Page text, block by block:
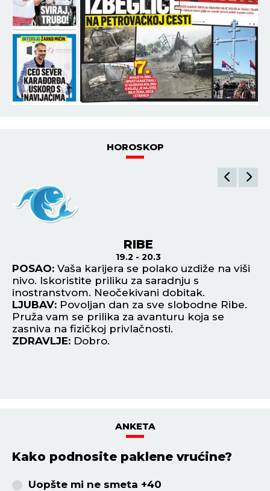
HOROSKOP
RIBE
19.2 - 20.3
POSAO: Vaša karijera se polako uzdiže na viši
nivo. Iskoristite priliku za saradnju s
inostranstvom. Neočekivani dobitak.
LJUBAV: Povoljan dan za sve slobodne Ribe.
Pruža vam se prilika za avanturu koja se
zasniva na fizičkoj privlačnosti.
ZDRAVLJE: Dobro.
ANKETA
Kako podnosite paklene vrućine?
Uopšte mi ne smeta +40